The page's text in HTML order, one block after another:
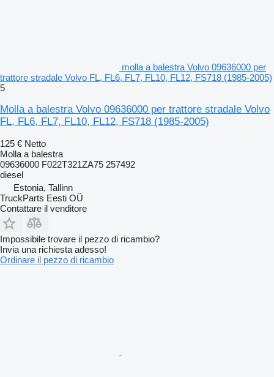
molla a balestra Volvo 09636000 per
trattore stradale Volvo FL, FL6, FL7, FL10, FL12, FS718 (1985-2005)
5
Molla a balestra Volvo 09636000 per trattore stradale Volvo
FL, FL6, FL7, FL10, FL12, FS718 (1985-2005)
125 € Netto
Molla a balestra
09636000 F022T321ZA75 257492
diesel
Estonia, Tallinn
TruckParts Eesti OÜ
Contattare il venditore
Impossibile trovare il pezzo di ricambio?
Invia una richiesta adesso!
Ordinare il pezzo di ricambio